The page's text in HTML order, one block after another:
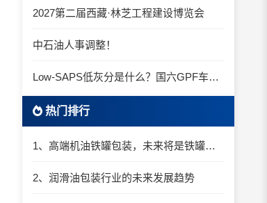
2027第二届西藏·林芝工程建设博览会
中石油人事调整！
Low-SAPS低灰分是什么？国六GPF车辆为什么必须用低灰油
热门排行
1、高端机油铁罐包装，未来将是铁罐机油的天下？
2、润滑油包装行业的未来发展趋势